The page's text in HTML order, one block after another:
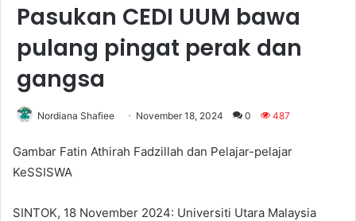
Pasukan CEDI UUM bawa
pulang pingat perak dan
gangsa
Nordiana Shafiee November 18, 2024 0 487
Gambar Fatin Athirah Fadzillah dan Pelajar-pelajar
KeSSISWA
SINTOK, 18 November 2024: Universiti Utara Malaysia